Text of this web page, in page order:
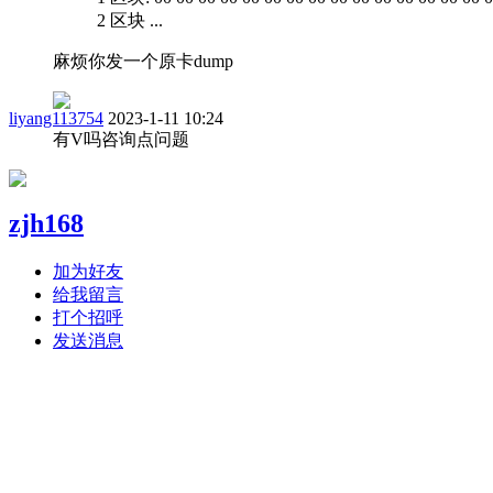
2 区块 ...
麻烦你发一个原卡dump
liyang113754 2023-1-11 10:24
有V吗咨询点问题
zjh168
加为好友
给我留言
打个招呼
发送消息